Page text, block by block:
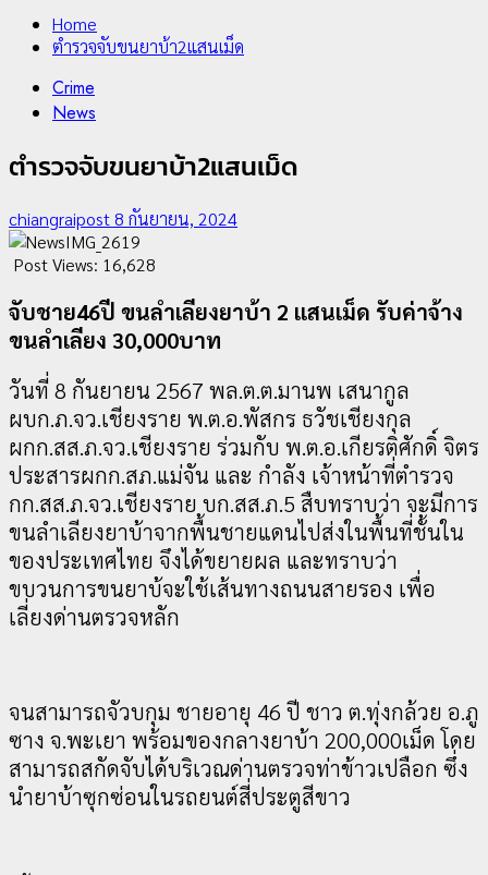
Home
ตำรวจจับขนยาบ้า2แสนเม็ด
Crime
News
ตำรวจจับขนยาบ้า2แสนเม็ด
chiangraipost8 กันยายน, 2024
Post Views: 16,628
จับชาย46ปี ขนลำเลียงยาบ้า 2 แสนเม็ด รับค่าจ้าง
ขนลำเลียง 30,000บาท
วันที่ 8 กันยายน 2567 พล.ต.ต.มานพ เสนากูล
ผบก.ภ.จว.เชียงราย พ.ต.อ.พัสกร ธวัชเชียงกุล
ผกก.สส.ภ.จว.เชียงราย ร่วมกับ พ.ต.อ.เกียรติศักดิ์ จิตร
ประสารผกก.สภ.แม่จัน และ กำลัง เจ้าหน้าที่ตำรวจ
กก.สส.ภ.จว.เชียงราย บก.สส.ภ.5 สืบทราบว่า จะมีการ
ขนลำเลียงยาบ้าจากพื้นชายแดนไปส่งในพื้นที่ชั้นใน
ของประเทศไทย จึงได้ขยายผล และทราบว่า
ขบวนการขนยาบ้จะใช้เส้นทางถนนสายรอง เพื่อ
เลี่ยงด่านตรวจหลัก
จนสามารถจัวบกุม ชายอายุ 46 ปี ชาว ต.ทุ่งกล้วย อ.ภู
ซาง จ.พะเยา พร้อมของกลางยาบ้า 200,000เม็ด โดย
สามารถสกัดจับได้บริเวณด่านตรวจท่าข้าวเปลือก ซึ่ง
นำยาบ้าซุกซ่อนในรถยนต์สี่ประตูสีขาว